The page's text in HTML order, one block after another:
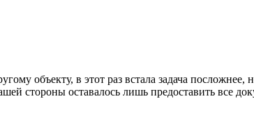
объекту, в этот раз встала задача посложнее,
стороны оставалось лишь предоставить все